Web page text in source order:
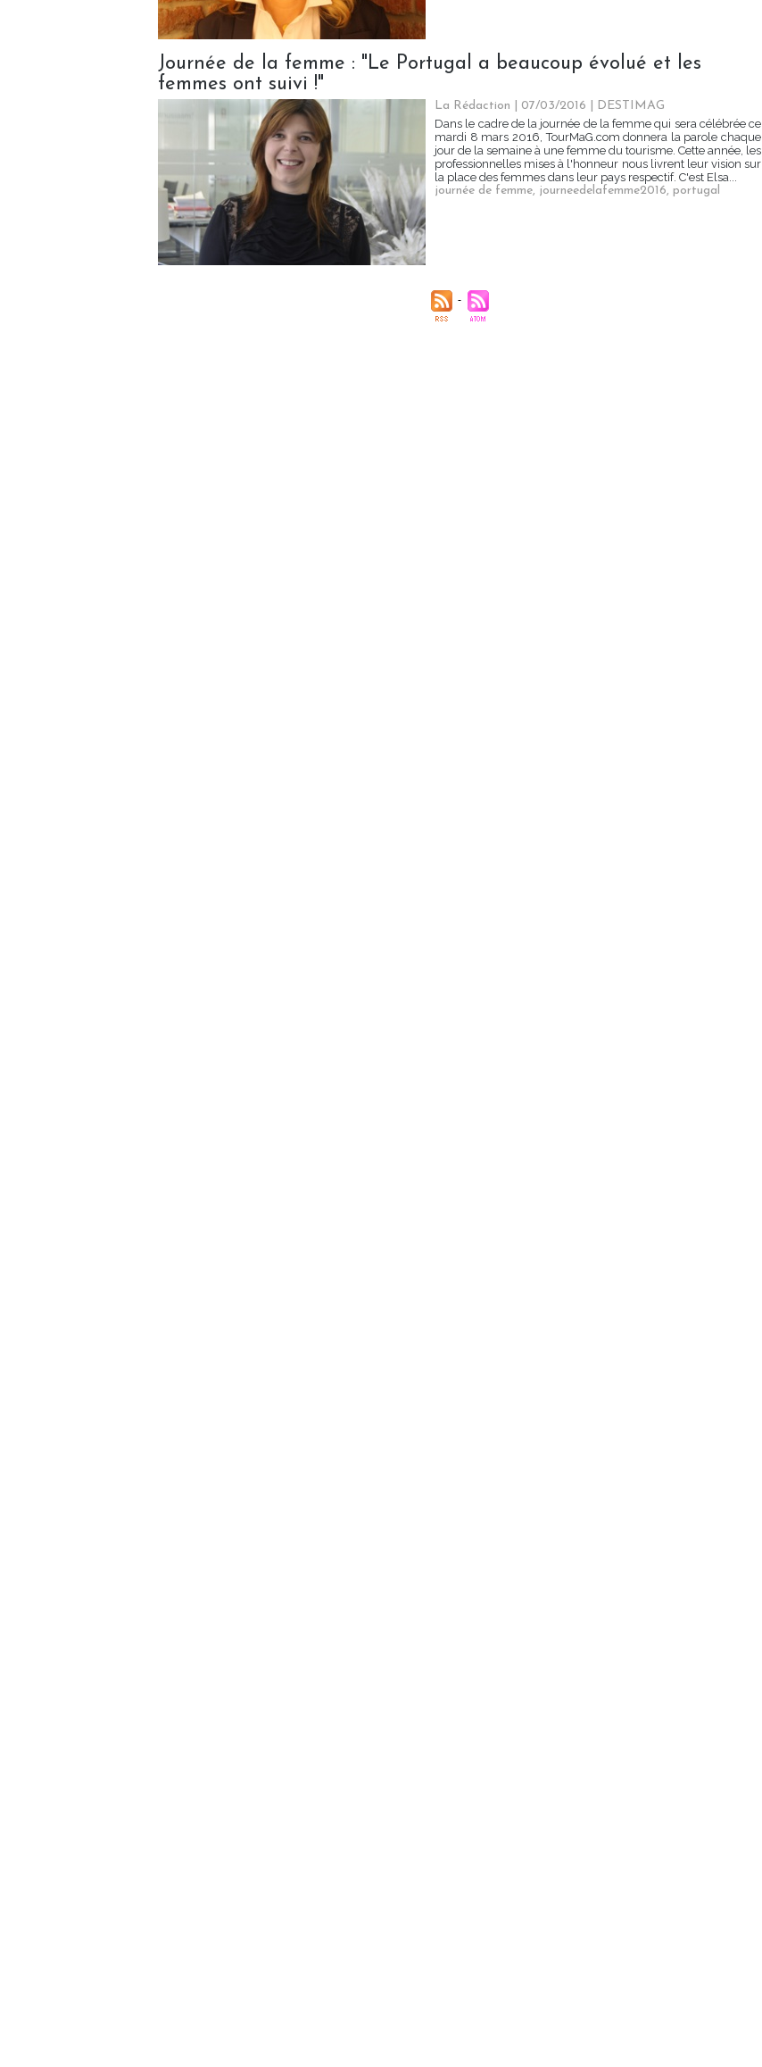
Journée de la femme : "Le Portugal a beaucoup évolué et les
femmes ont suivi !"
La Rédaction | 07/03/2016
DESTIMAG
Dans le cadre de la journée de la femme qui sera célébrée ce
mardi 8 mars 2016, TourMaG.com donnera la parole chaque
jour de la semaine à une femme du tourisme. Cette année, les
professionnelles mises à l'honneur nous livrent leur vision sur
la place des femmes dans leur pays respectif. C'est Elsa...
journée de femme, journeedelafemme2016, portugal